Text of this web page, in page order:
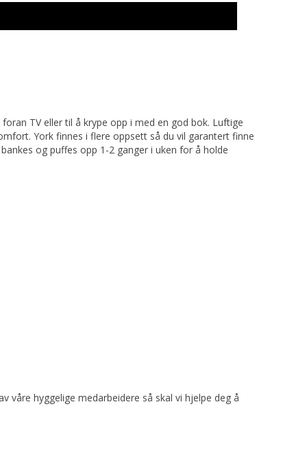
TV eller til å krype opp i med en god bok. Luftige
York finnes i flere oppsett så du vil garantert finne
og puffes opp 1-2 ganger i uken for å holde
våre hyggelige medarbeidere så skal vi hjelpe deg å